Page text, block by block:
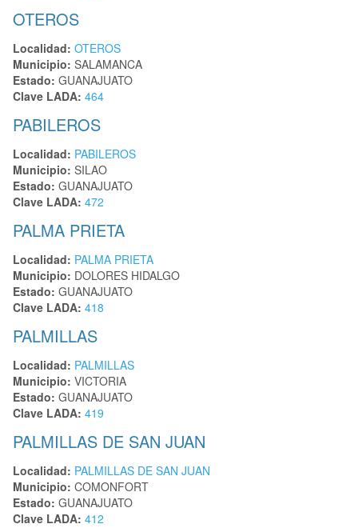
OTEROS
Localidad: OTEROS
Municipio: SALAMANCA
Estado: GUANAJUATO
Clave LADA: 464
PABILEROS
Localidad: PABILEROS
Municipio: SILAO
Estado: GUANAJUATO
Clave LADA: 472
PALMA PRIETA
Localidad: PALMA PRIETA
Municipio: DOLORES HIDALGO
Estado: GUANAJUATO
Clave LADA: 418
PALMILLAS
Localidad: PALMILLAS
Municipio: VICTORIA
Estado: GUANAJUATO
Clave LADA: 419
PALMILLAS DE SAN JUAN
Localidad: PALMILLAS DE SAN JUAN
Municipio: COMONFORT
Estado: GUANAJUATO
Clave LADA: 412